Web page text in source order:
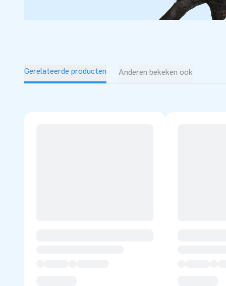
Gerelateerde producten Anderen bekeken ook